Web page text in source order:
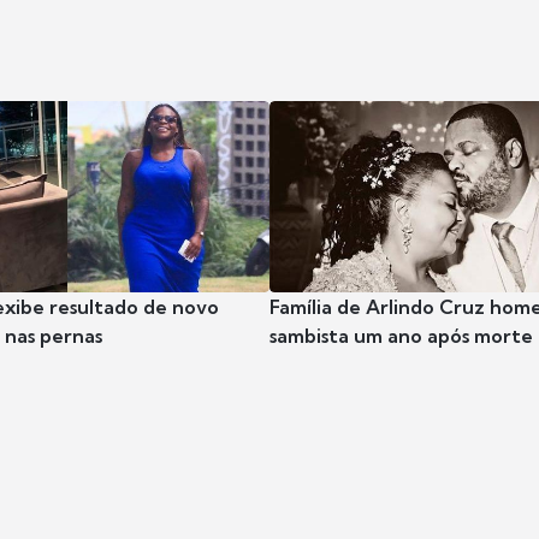
resultado de novo
pernas
Família de Arlindo Cruz
sambista um ano após morte